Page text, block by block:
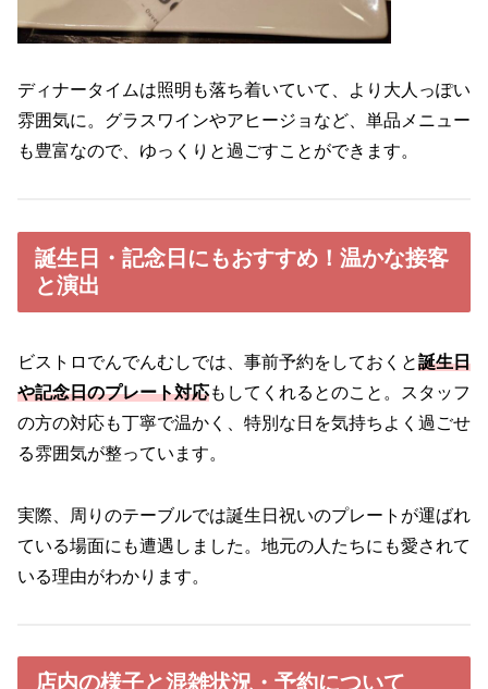
ディナータイムは照明も落ち着いていて、より大人っぽい
雰囲気に。グラスワインやアヒージョなど、単品メニュー
も豊富なので、ゆっくりと過ごすことができます。
誕生日・記念日にもおすすめ！温かな接客
と演出
ビストロでんでんむしでは、事前予約をしておくと誕生日
や記念日のプレート対応もしてくれるとのこと。スタッフ
の方の対応も丁寧で温かく、特別な日を気持ちよく過ごせ
る雰囲気が整っています。
実際、周りのテーブルでは誕生日祝いのプレートが運ばれ
ている場面にも遭遇しました。地元の人たちにも愛されて
いる理由がわかります。
店内の様子と混雑状況・予約について